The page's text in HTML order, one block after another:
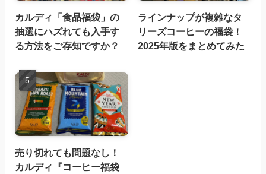
カルディ「食品福袋」の
抽選にハズれても入手す
る方法をご存知ですか？
ラインナップが複雑なタ
リーズコーヒーの福袋！
2025年版をまとめてみた
売り切れても問題なし！
カルディ『コーヒー福袋